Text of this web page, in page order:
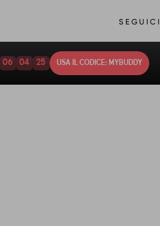
SEGUICI
06 04 24 USA IL CODICE: MYBUDDY